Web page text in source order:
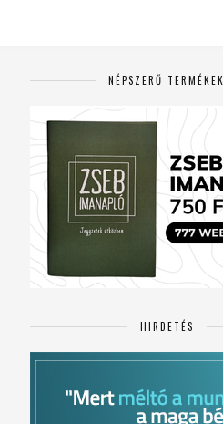
NÉPSZERŰ TERMÉKEK
HIRDETÉS